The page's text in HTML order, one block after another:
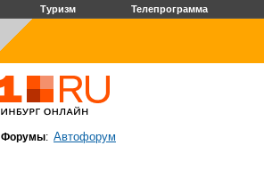
Туризм Телепрограмма
Форумы: Автофорум